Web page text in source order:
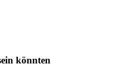
könnten